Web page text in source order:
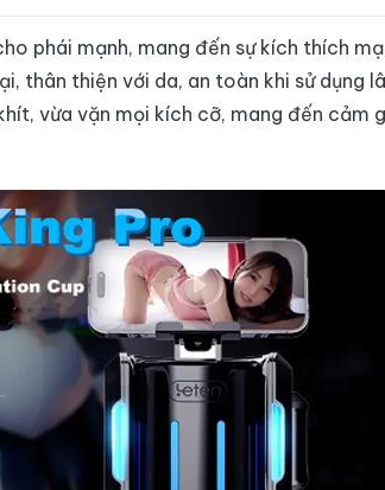
phái mạnh, mang đến sự kích thích
thân thiện với da, an toàn khi sử dụng
vừa vặn mọi kích cỡ, mang đến cảm